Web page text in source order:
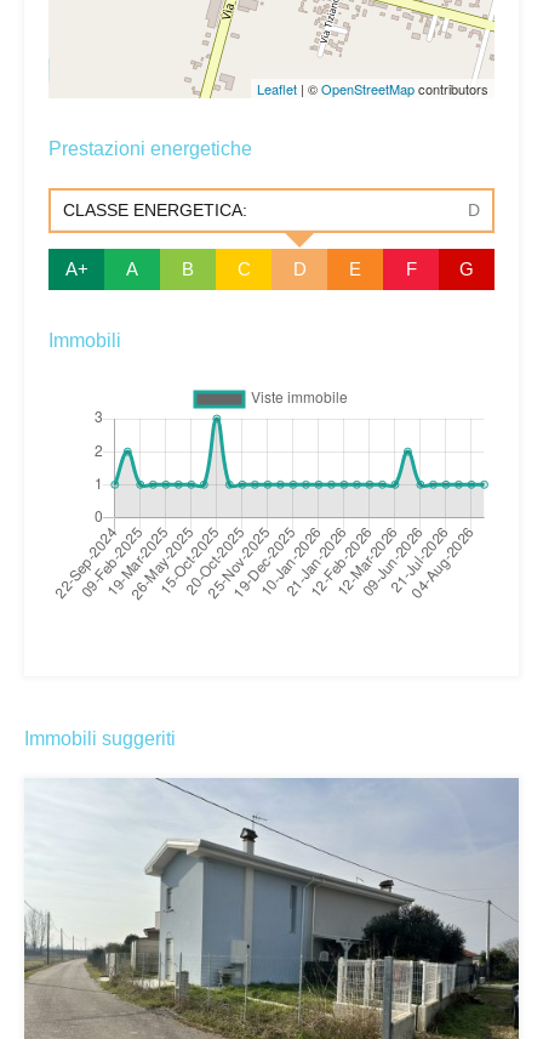
Leaflet | ©OpenStreetMapcontributors
Prestazioni energetiche
CLASSE ENERGETICA: D
A+ A B C D E F G
Immobili
Immobili suggeriti